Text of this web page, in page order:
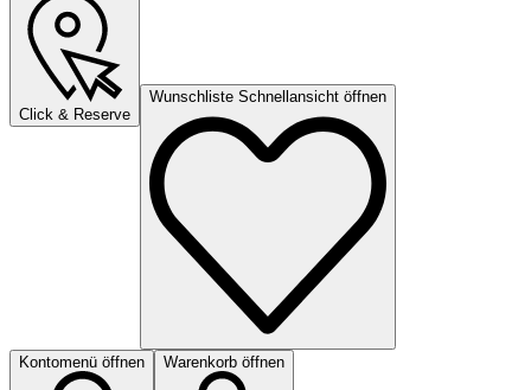
Click & Reserve
Wunschliste Schnellansicht öffnen
Kontomenü öffnen Warenkorb öffnen